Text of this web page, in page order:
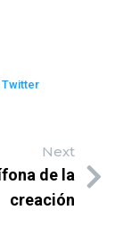
Twitter
Next
de la
creación